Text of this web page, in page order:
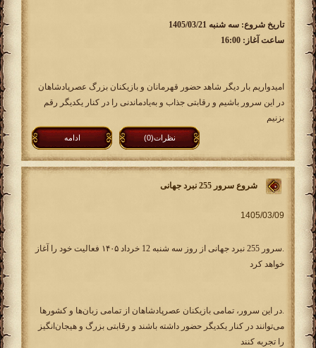
تاریخ شروع: سه شنبه 1405/03/21
ساعت آغاز: 16:00
امیدواریم بار دیگر شاهد حضور قهرمانان و بازیکنان بزرگ عصرپادشاهان
در این سرور باشیم و رقابتی جذاب و به‌یادماندنی را در کنار یکدیگر رقم
بزنیم
ادامه نظرات(0)
شروع سرور 255 نبرد جهانی
.سرور 255 نبرد جهانی از روز سه شنبه 12 خرداد ۱۴۰۵ فعالیت خود را آغاز
خواهد کرد
.در این سرور، تمامی بازیکنان عصرپادشاهان از تمامی زبان‌ها و کشورها
می‌توانند در کنار یکدیگر حضور داشته باشند و رقابتی بزرگ و هیجان‌انگیز
را تجربه کنند